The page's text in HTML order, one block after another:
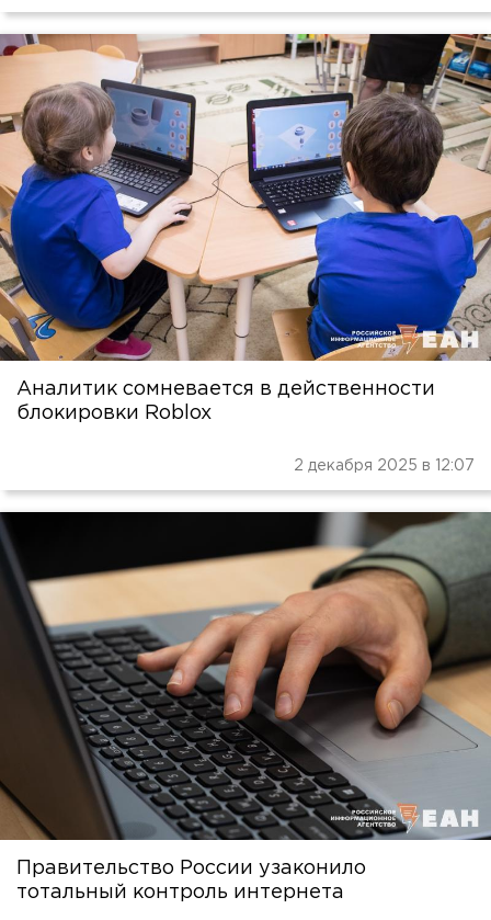
Аналитик сомневается в действенности
блокировки Roblox
2 декабря 2025 в 12:07
Правительство России узаконило
тотальный контроль интернета